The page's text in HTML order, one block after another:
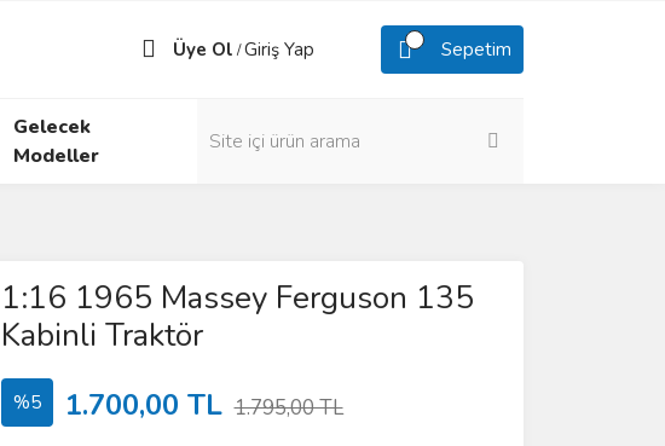
Üye Ol /Giriş Yap Sepetim
Gelecek
Modeller
1:16 1965 Massey Ferguson 135
Kabinli Traktör
%5 1.700,00 TL 1.795,00 TL